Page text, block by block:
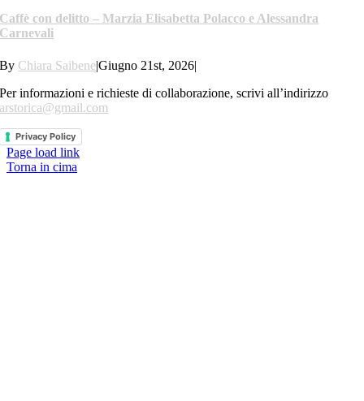
Caffè con delitto – Marzia Elisabetta Polacco e Alessandra
Carnevali
By Chiara Saibene|Giugno 21st, 2026|
Per informazioni e richieste di collaborazione, scrivi all’indirizzo
arstorica@gmail.com
Privacy Policy
Page load link
Torna in cima